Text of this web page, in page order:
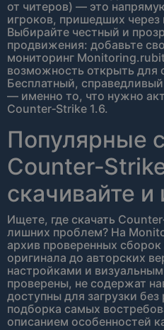
от читеров) — это
игроков, пришедших через
Выбирайте честный и
продвижения: добавьте
мониторинг
возможность открыть для
Бесплатный,
— именно то, что нужно
Counter‑Strike 1.6.
Популярные
скачивайте и
Ищете, где скачать
лишних проблем? На
архив проверенных
оригинала до авторских
настройками и
проверены, не содержат
доступны для загрузки
подборка самых
описанием особенностей